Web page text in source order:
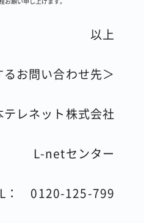
以上
お問い合わせ先＞
テレネット株式会社
L-netセンター
： 0120-125-799